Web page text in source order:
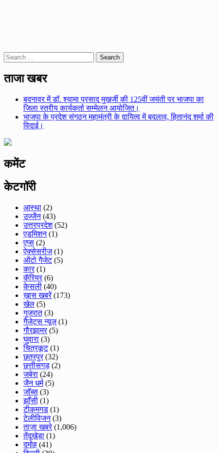
Search
for:
ताजा खबर
बदनावर में डॉ. श्यामा प्रसाद मुखर्जी की 125वीं जयंती पर भाजपा का
जिला स्तरीय कार्यकर्ता सम्मेलन आयोजित।
भाजपा के प्रदेश संगठन महामंत्री के दायित्व में बदलाव, हितानंद शर्मा की
विदाई।
कमेंट
केटगॉरी
आस्था (2)
उज्जैन(43)
उत्तरप्रदेश(52)
एडमिशन(1)
एप्स (2)
ऐक्सेसरीज(1)
ऑटो गैजेट(5)
कार(1)
कॅरियर(6)
केसली (40)
ख़ास खबरें(173)
खेल (5)
गुजरात(3)
गैजेट्स न्यूज़(1)
गौरझामर(5)
घुवारा (3)
चित्रकूट(1)
छतरपुर(32)
छत्तीसगड़ (2)
जबेरा (24)
जैन धर्म(5)
जॉब्स (3)
झाँसी (1)
टीकमगड (1)
टेलीविजन(3)
ताज़ा खबरे(1,006)
तेंदूखेड़ा (1)
दमोह (41)